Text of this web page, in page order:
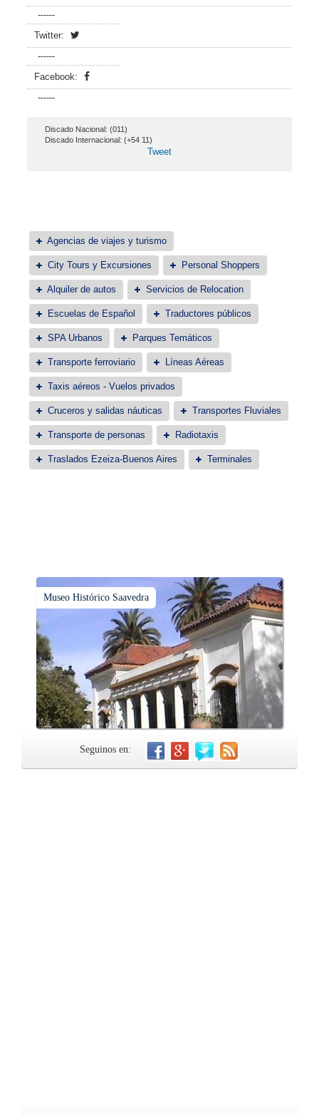
------
Twitter:
------
Facebook:
------
Discado Nacional: (011)
Discado Internacional: (+54 11)
Tweet
Agencias de viajes y turismo
City Tours y Excursiones Personal Shoppers
Alquiler de autos Servicios de Relocation
Escuelas de Español Traductores públicos
SPA Urbanos Parques Temáticos
Transporte ferroviario Líneas Aéreas
Taxis aéreos - Vuelos privados
Cruceros y salidas náuticas Transportes Fluviales
Transporte de personas Radiotaxis
Traslados Ezeiza-Buenos Aires Terminales
Museo Histórico Saavedra
Seguinos en: